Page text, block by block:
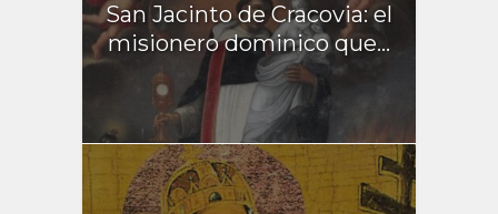
San Jacinto de Cracovia: el
misionero dominico que...